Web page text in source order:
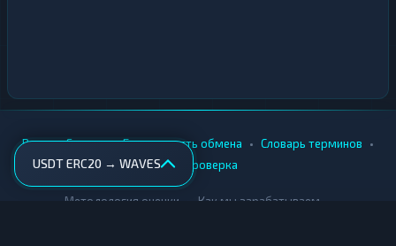
USDT ERC20 → WAVES
Вики • Города • Безопасность обмена • Словарь терминов •
AML-проверка
Методология оценки Как мы зарабатываем